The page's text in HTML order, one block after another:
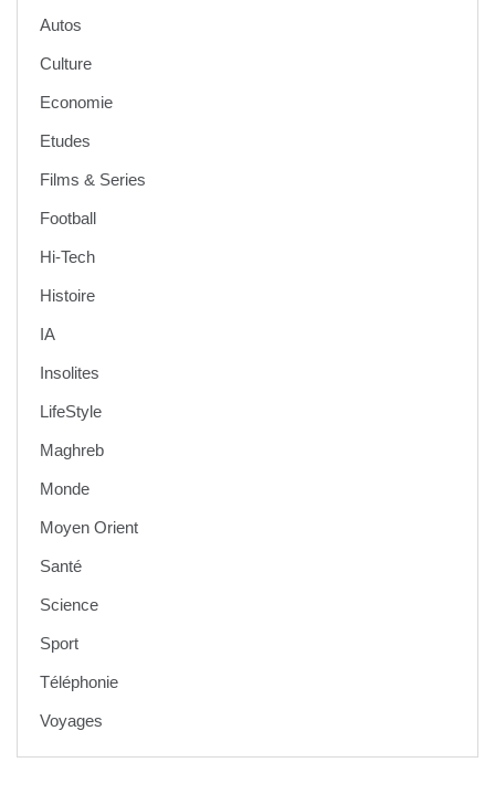
Autos
Culture
Economie
Etudes
Films & Series
Football
Hi-Tech
Histoire
IA
Insolites
LifeStyle
Maghreb
Monde
Moyen Orient
Santé
Science
Sport
Téléphonie
Voyages